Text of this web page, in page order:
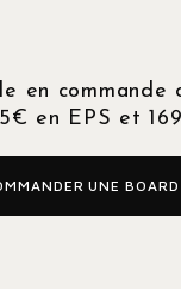
en commande
en EPS et
UNE BOARD